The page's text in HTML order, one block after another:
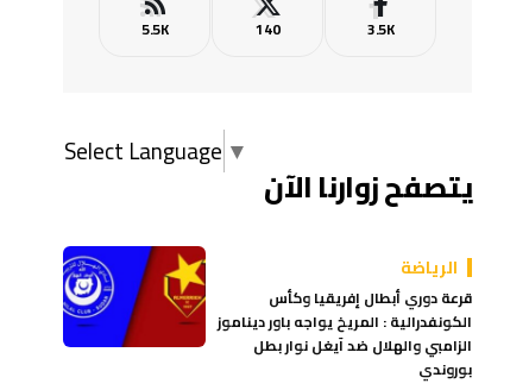
3.5K
140
5.5K
Select Language ▼
يتصفح زوارنا الآن
الرياضة
قرعة دوري أبطال إفريقيا وكأس
الكونفدرالية : المريخ يواجه باور ديناموز
الزامبي والهلال ضد آيغل نوار بطل
بوروندي